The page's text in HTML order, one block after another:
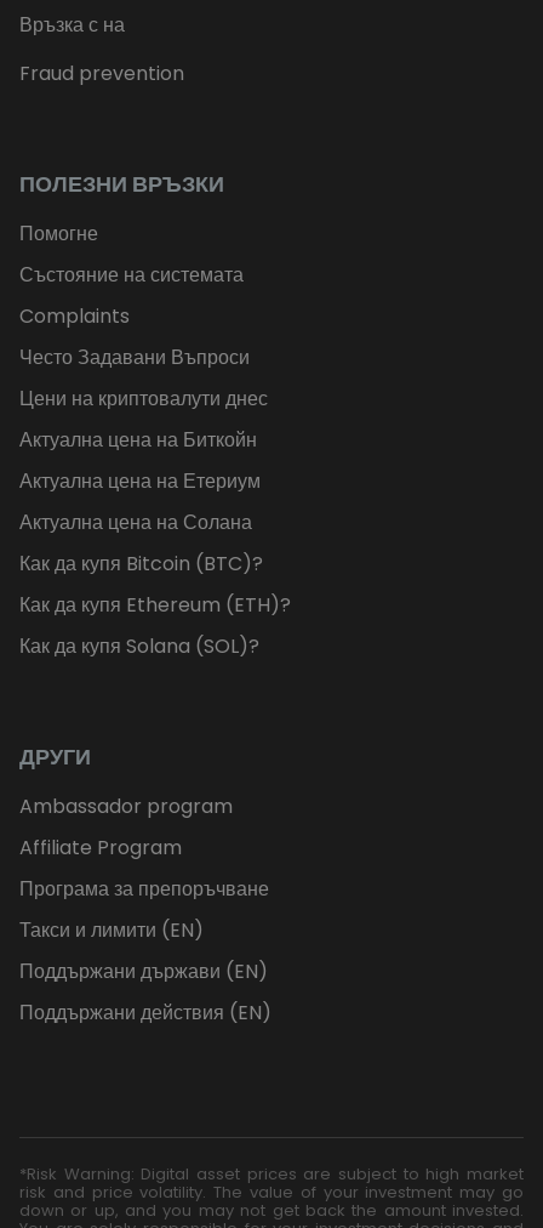
Връзка с на
Fraud prevention
ПОЛЕЗНИ ВРЪЗКИ
Помогне
Състояние на системата
Complaints
Често Задавани Въпроси
Цени на криптовалути днес
Актуална цена на Биткойн
Актуална цена на Етериум
Актуална цена на Солана
Как да купя Bitcoin (BTC)?
Как да купя Ethereum (ETH)?
Как да купя Solana (SOL)?
ДРУГИ
Ambassador program
Affiliate Program
Програма за препоръчване
Такси и лимити (EN)
Поддържани държави (EN)
Поддържани действия (EN)
*Risk Warning: Digital asset prices are subject to high market
risk and price volatility. The value of your investment may go
down or up, and you may not get back the amount invested.